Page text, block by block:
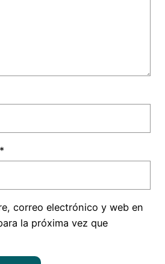
*
correo electrónico y web en
la próxima vez que